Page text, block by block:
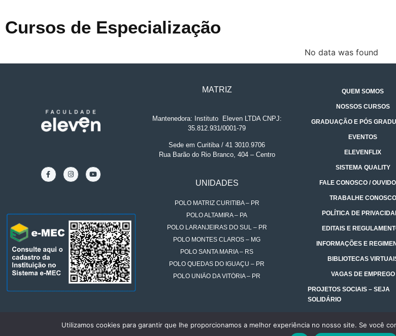
Cursos de Especialização
No data was found
MATRIZ
Mantenedora: Instituto.
Eleven LTDA CNPJ:
35.812.931/0001-79
Sede em Curitiba / 41 3010.9706
Rua Barão do Rio Branco, 404 – Centro
UNIDADES
POLO MATRIZ CURITIBA – PR
POLO ALTAMIRA – PA
POLO LARANJEIRAS DO SUL – PR
POLO MONTES CLAROS – MG
POLO SANTA MARIA – RS
POLO QUEDAS DO IGUAÇU – PR
POLO UNIÃO DA VITÓRIA – PR
QUEM SOMOS
NOSSOS CURSOS
GRADUAÇÃO E PÓS
EVENTOS
ELEVENFLIX
SISTEMA QUALITY
FALE CONOSCO /
TRABALHE CONOSCO
POLÍTICA DE
EDITAIS E
INFORMAÇÕES E
BIBLIOTECAS
VAGAS DE EMPREGO
PROJETOS SOCIAIS – SEJA
SOLIDÁRIO
Utilizamos cookies para garantir que lhe proporcionamos a melhor experiência no nosso site. Se você